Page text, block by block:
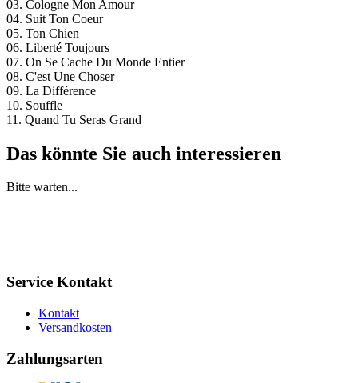
03. Cologne Mon Amour
04. Suit Ton Coeur
05. Ton Chien
06. Liberté Toujours
07. On Se Cache Du Monde Entier
08. C'est Une Choser
09. La Différence
10. Souffle
11. Quand Tu Seras Grand
Das könnte Sie auch interessieren
Bitte warten...
Service Kontakt
Kontakt
Versandkosten
Zahlungsarten